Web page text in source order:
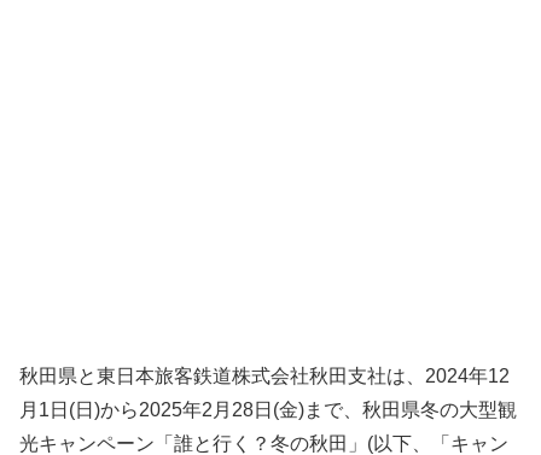
秋田県と東日本旅客鉄道株式会社秋田支社は、2024年12
月1日(日)から2025年2月28日(金)まで、秋田県冬の大型観
光キャンペーン「誰と行く？冬の秋田」(以下、「キャン